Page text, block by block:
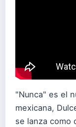
"Nunca" es el
mexicana,
se lanza como